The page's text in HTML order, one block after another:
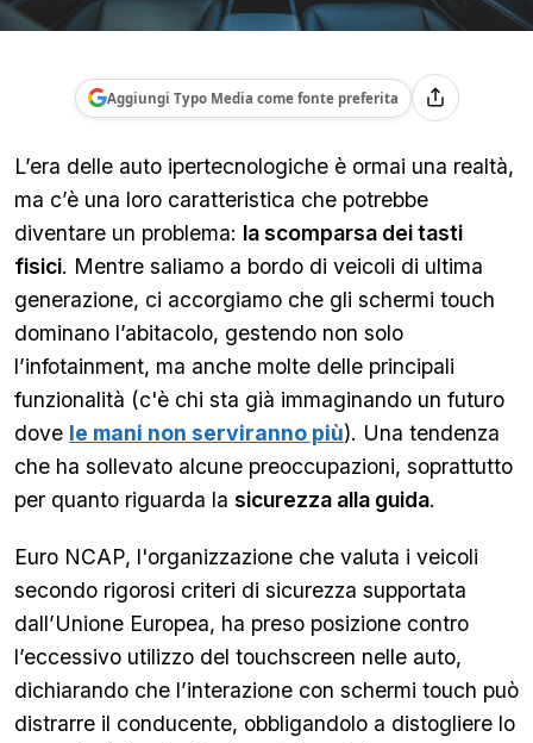
Aggiungi Typo Media come fonte preferita
L’era delle auto ipertecnologiche è ormai una realtà,
ma c’è una loro caratteristica che potrebbe
diventare un problema: la scomparsa dei tasti
fisici. Mentre saliamo a bordo di veicoli di ultima
generazione, ci accorgiamo che gli schermi touch
dominano l’abitacolo, gestendo non solo
l’infotainment, ma anche molte delle principali
funzionalità (c'è chi sta già immaginando un futuro
dove le mani non serviranno più). Una tendenza
che ha sollevato alcune preoccupazioni, soprattutto
per quanto riguarda la sicurezza alla guida.
Euro NCAP, l'organizzazione che valuta i veicoli
secondo rigorosi criteri di sicurezza supportata
dall’Unione Europea, ha preso posizione contro
l’eccessivo utilizzo del touchscreen nelle auto,
dichiarando che l’interazione con schermi touch può
distrarre il conducente, obbligandolo a distogliere lo